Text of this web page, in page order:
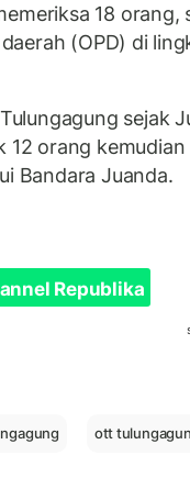
18 orang,
(OPD) di
sejak
12 orang
Bandara Juanda.
Republika
ott